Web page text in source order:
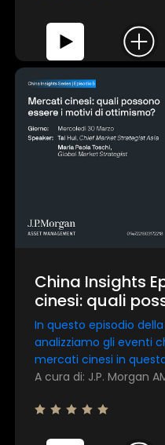
China Insights
cinesi: quali
di ottimismo?
In questo episodio
analizziamo gli eventi
mercati cinesi in
A cura di: J.P. Morgan